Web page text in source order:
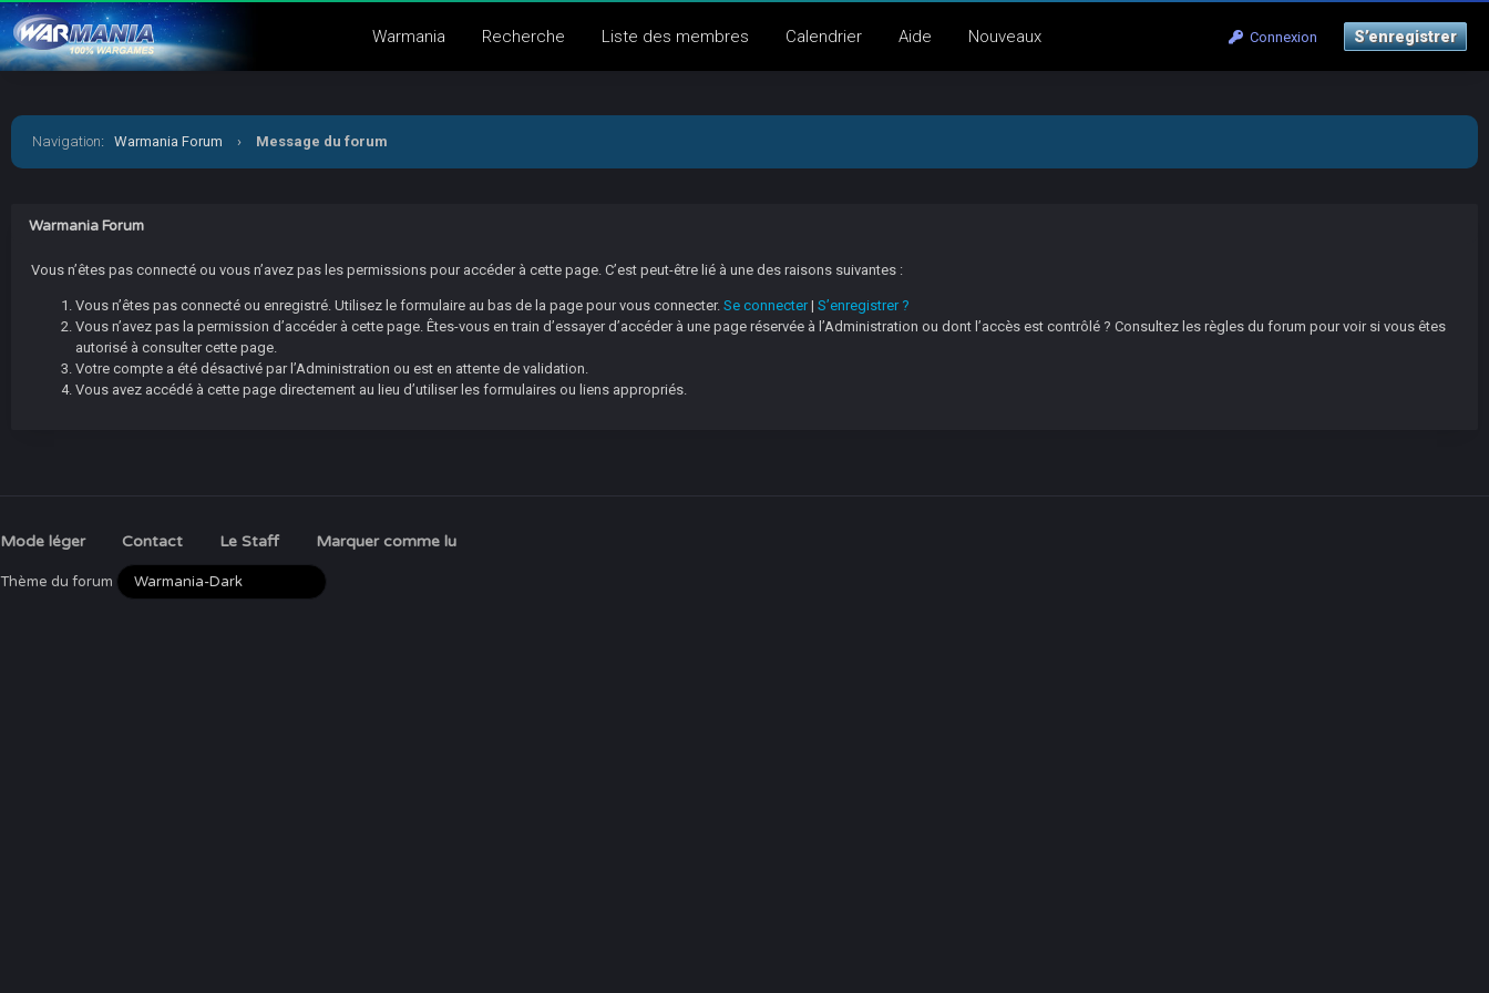
Connexion S’enregistrer
Warmania Recherche Liste des membres Calendrier Aide Nouveaux
Navigation: Warmania Forum › Message du forum
Warmania Forum
Vous n’êtes pas connecté ou vous n’avez pas les permissions pour accéder à cette page. C’est peut-être lié à une des raisons suivantes :
Vous n’êtes pas connecté ou enregistré. Utilisez le formulaire au bas de la page pour vous connecter. Se connecter| S’enregistrer ?
Vous n’avez pas la permission d’accéder à cette page. Êtes-vous en train d’essayer d’accéder à une page réservée à l’Administration ou dont l’accès est contrôlé ? Consultez les règles du forum pour voir si vous êtes
autorisé à consulter cette page.
Votre compte a été désactivé par l’Administration ou est en attente de validation.
Vous avez accédé à cette page directement au lieu d’utiliser les formulaires ou liens appropriés.
Mode léger Contact Le Staff Marquer comme lu
Thème du forum